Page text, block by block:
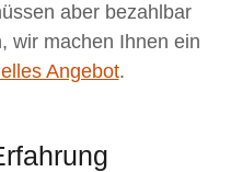
aber bezahlbar
wir machen Ihnen ein
Angebot.